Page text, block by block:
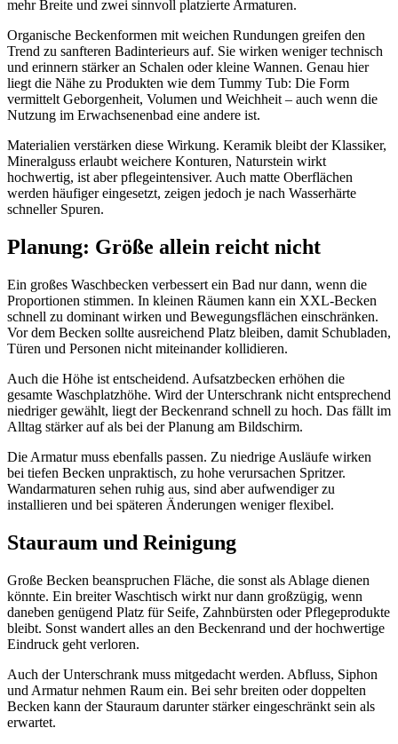
mehr Breite und zwei sinnvoll platzierte Armaturen.
Organische Beckenformen mit weichen Rundungen greifen den
Trend zu sanfteren Badinterieurs auf. Sie wirken weniger technisch
und erinnern stärker an Schalen oder kleine Wannen. Genau hier
liegt die Nähe zu Produkten wie dem Tummy Tub: Die Form
vermittelt Geborgenheit, Volumen und Weichheit – auch wenn die
Nutzung im Erwachsenenbad eine andere ist.
Materialien verstärken diese Wirkung. Keramik bleibt der Klassiker,
Mineralguss erlaubt weichere Konturen, Naturstein wirkt
hochwertig, ist aber pflegeintensiver. Auch matte Oberflächen
werden häufiger eingesetzt, zeigen jedoch je nach Wasserhärte
schneller Spuren.
Planung: Größe allein reicht nicht
Ein großes Waschbecken verbessert ein Bad nur dann, wenn die
Proportionen stimmen. In kleinen Räumen kann ein XXL-Becken
schnell zu dominant wirken und Bewegungsflächen einschränken.
Vor dem Becken sollte ausreichend Platz bleiben, damit Schubladen,
Türen und Personen nicht miteinander kollidieren.
Auch die Höhe ist entscheidend. Aufsatzbecken erhöhen die
gesamte Waschplatzhöhe. Wird der Unterschrank nicht entsprechend
niedriger gewählt, liegt der Beckenrand schnell zu hoch. Das fällt im
Alltag stärker auf als bei der Planung am Bildschirm.
Die Armatur muss ebenfalls passen. Zu niedrige Ausläufe wirken
bei tiefen Becken unpraktisch, zu hohe verursachen Spritzer.
Wandarmaturen sehen ruhig aus, sind aber aufwendiger zu
installieren und bei späteren Änderungen weniger flexibel.
Stauraum und Reinigung
Große Becken beanspruchen Fläche, die sonst als Ablage dienen
könnte. Ein breiter Waschtisch wirkt nur dann großzügig, wenn
daneben genügend Platz für Seife, Zahnbürsten oder Pflegeprodukte
bleibt. Sonst wandert alles an den Beckenrand und der hochwertige
Eindruck geht verloren.
Auch der Unterschrank muss mitgedacht werden. Abfluss, Siphon
und Armatur nehmen Raum ein. Bei sehr breiten oder doppelten
Becken kann der Stauraum darunter stärker eingeschränkt sein als
erwartet.